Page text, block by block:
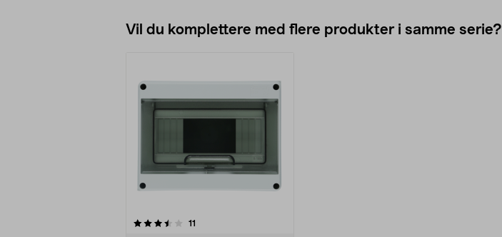
Vil du komplettere med flere produkter i samme serie?
11